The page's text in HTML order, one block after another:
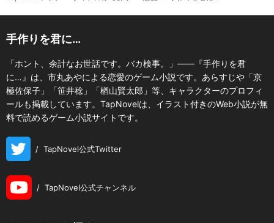
手作りを君に…
「ホント、余計なお世話です。バカ検事。」――『手作りを君
に…』は、市丸あやによる恋愛のゲーム小説です。あらすじや「京
極佐保子」「笹井稔」「楢山賢太郎」等、キャラクターのプロフィ
ールも掲載しています。TapNovelは、イラスト付きのWeb小説が無
料で読めるゲーム小説サイトです。
/ TapNovel公式Twitter
/ TapNovel公式チャンネル